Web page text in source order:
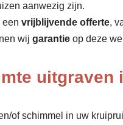
aanwezig zijn.
een vrijblijvende offerte,
wij garantie op deze
uitgraven
of schimmel in uw